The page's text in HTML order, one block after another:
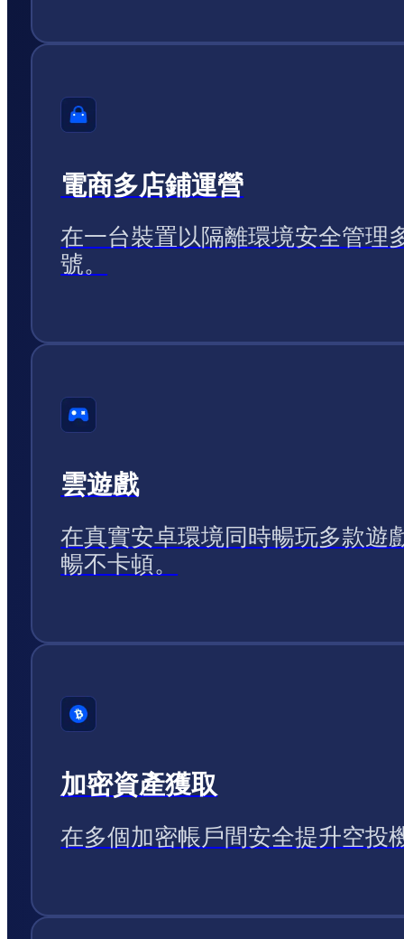
電商多店鋪運營
在一台裝置以隔離環境安全管理
號。
雲遊戲
在真實安卓環境同時暢玩多款遊
暢不卡頓。
加密資產獲取
在多個加密帳戶間安全提升空投